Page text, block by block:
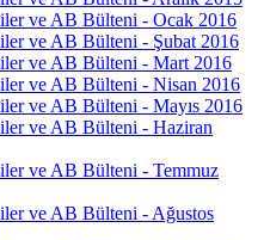
ve AB Bülteni - Ocak 2016
ve AB Bülteni - Şubat 2016
ve AB Bülteni - Mart 2016
ve AB Bülteni - Nisan 2016
ve AB Bülteni - Mayıs 2016
ve AB Bülteni - Haziran
ve AB Bülteni - Temmuz
ve AB Bülteni - Ağustos